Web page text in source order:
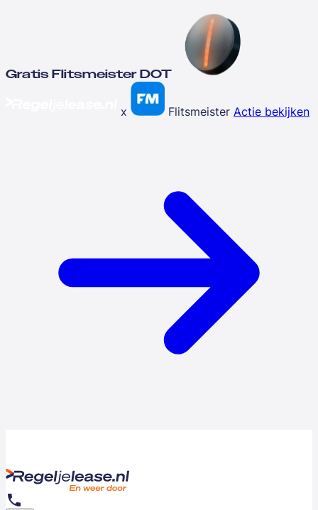
Gratis Flitsmeister DOT
x Flitsmeister Actie bekijken